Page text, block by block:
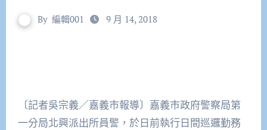
By 編輯001 9 月 14, 2018
〔記者吳宗義／嘉義市報導〕嘉義市政府警察局第
一分局北興派出所員警，於日前執行日間巡邏勤務